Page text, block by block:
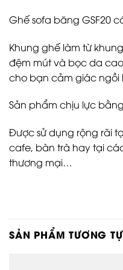
Ghế sofa băng GSF20
Khung ghế làm từ
đệm mút và bọc da
cho bạn cảm giác ngồi
Sản phẩm chịu lực
Được sử dụng rộng rãi
cafe, bàn trà hay tại
thương mại…
SẢN PHẨM TƯƠNG TỰ